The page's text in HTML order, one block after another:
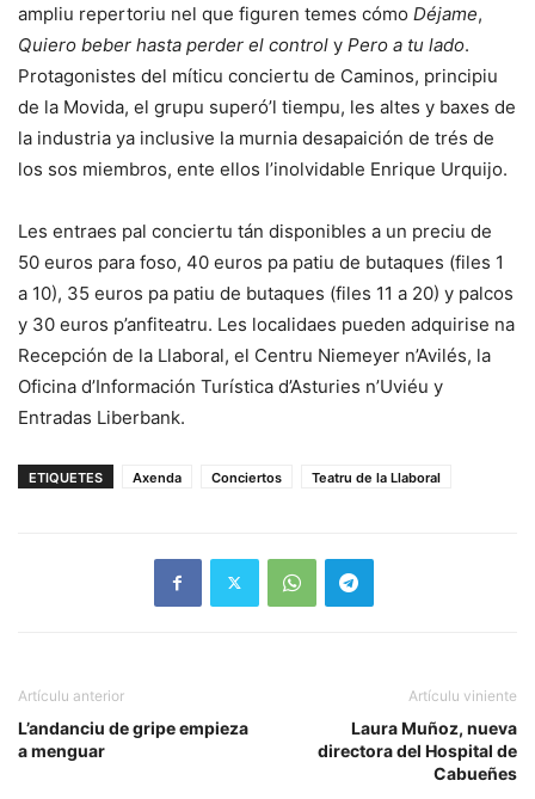
ampliu repertoriu nel que figuren temes cómo Déjame,
Quiero beber hasta perder el control y Pero a tu lado.
Protagonistes del míticu conciertu de Caminos, principiu
de la Movida, el grupu superó’l tiempu, les altes y baxes de
la industria ya inclusive la murnia desapaición de trés de
los sos miembros, ente ellos l’inolvidable Enrique Urquijo.
Les entraes pal conciertu tán disponibles a un preciu de
50 euros para foso, 40 euros pa patiu de butaques (files 1
a 10), 35 euros pa patiu de butaques (files 11 a 20) y palcos
y 30 euros p’anfiteatru. Les localidaes pueden adquirise na
Recepción de la Llaboral, el Centru Niemeyer n’Avilés, la
Oficina d’Información Turística d’Asturies n’Uviéu y
Entradas Liberbank.
ETIQUETES Axenda Conciertos Teatru de la Llaboral
Artículu anterior
L’andanciu de gripe empieza
a menguar
Artículu viniente
Laura Muñoz, nueva
directora del Hospital de
Cabueñes